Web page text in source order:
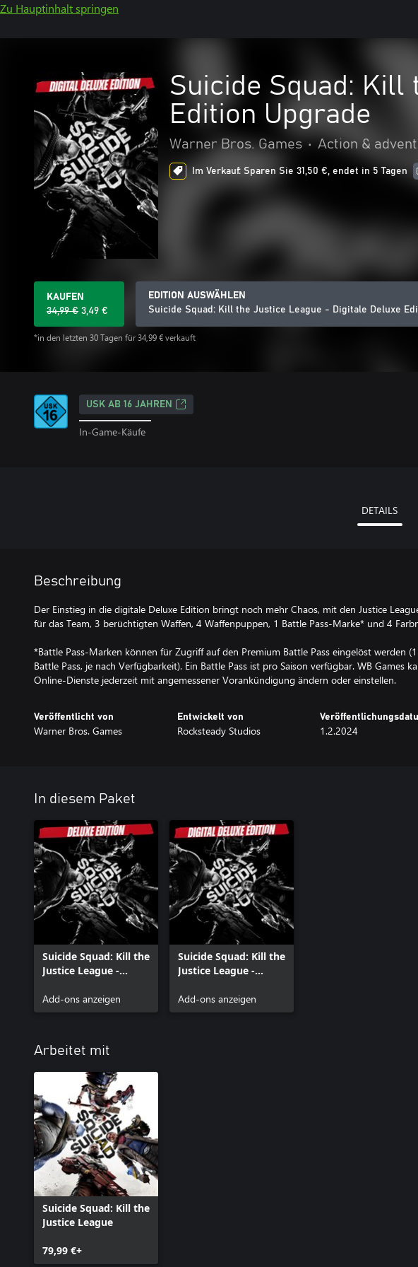
Zu Hauptinhalt springen
Suicide Squad: Kill
Edition Upgrade
Warner Bros. Games • Action &
Im Verkauf: Sparen Sie 31,50 €, endet in 5 Tagen
KAUFEN
34,99 € 3,49 €
*in den letzten 30 Tagen für 34,99 € verkauft
EDITION AUSWÄHLEN
Suicide Squad: Kill the Justice League - Digitale Deluxe
USK AB 16 JAHREN
In-Game-Käufe
DETAILS
Beschreibung
Der Einstieg in die digitale Deluxe Edition bringt noch mehr Chaos, mit den Justice
für das Team, 3 berüchtigten Waffen, 4 Waffenpuppen, 1 Battle Pass-Marke* und 4
*Battle Pass-Marken können für Zugriff auf den Premium Battle Pass eingelöst werden
Battle Pass, je nach Verfügbarkeit). Ein Battle Pass ist pro Saison verfügbar. WB Games
Online-Dienste jederzeit mit angemessener Vorankündigung ändern oder einstellen.
Veröffentlicht von
Warner Bros. Games
Entwickelt von
Rocksteady Studios 1.2.2024
In diesem Paket
Suicide Squad: Kill the
Justice League -
Edition
Add-ons anzeigen
Suicide Squad: Kill the
Justice League -
Deluxe Edition
Add-ons anzeigen
Arbeitet mit
Suicide Squad: Kill the
Justice League
79,99 €+